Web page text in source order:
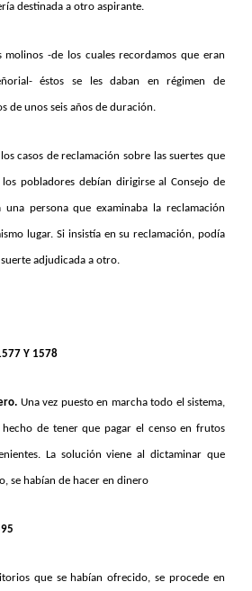
destinada a otro aspirante.
-de los cuales recordamos que eran
éstos se les daban en régimen de
de unos seis años de duración.
casos de reclamación sobre las suertes que
pobladores debían dirigirse al Consejo de
una persona que examinaba la reclamación
lugar. Si insistía en su reclamación, podía
adjudicada a otro.
Y 1578
Una vez puesto en marcha todo el sistema,
hecho de tener que pagar el censo en frutos
La solución viene al dictaminar que
se habían de hacer en dinero
que se habían ofrecido, se procede en